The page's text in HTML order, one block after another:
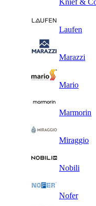
Knief &
Laufen
Marazzi
Mario
Marmorin
Miraggio
Nobili
Nofer